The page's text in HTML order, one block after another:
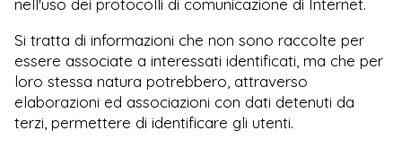
nell'uso dei protocolli di comunicazione di Internet.
Si tratta di informazioni che non sono raccolte per
essere associate a interessati identificati, ma che per
loro stessa natura potrebbero, attraverso
elaborazioni ed associazioni con dati detenuti da
terzi, permettere di identificare gli utenti.